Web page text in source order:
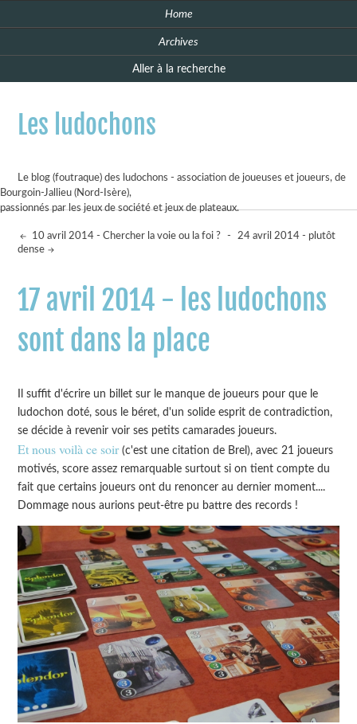
Home
Archives
Aller à la recherche
Les ludochons
Le blog (foutraque) des ludochons - association de joueuses et joueurs, de
Bourgoin-Jallieu (Nord-Isère),
passionnés par les jeux de société et jeux de plateaux.
10 avril 2014 - Chercher la voie ou la foi ? -
24 avril 2014 - plutôt
dense
17 avril 2014 - les ludochons
sont dans la place
Il suffit d'écrire un billet sur le manque de joueurs pour que le
ludochon doté, sous le béret, d'un solide esprit de contradiction,
se décide à revenir voir ses petits camarades joueurs.
Et nous voilà ce soir (c'est une citation de Brel), avec 21 joueurs
motivés, score assez remarquable surtout si on tient compte du
fait que certains joueurs ont du renoncer au dernier moment....
Dommage nous aurions peut-être pu battre des records !